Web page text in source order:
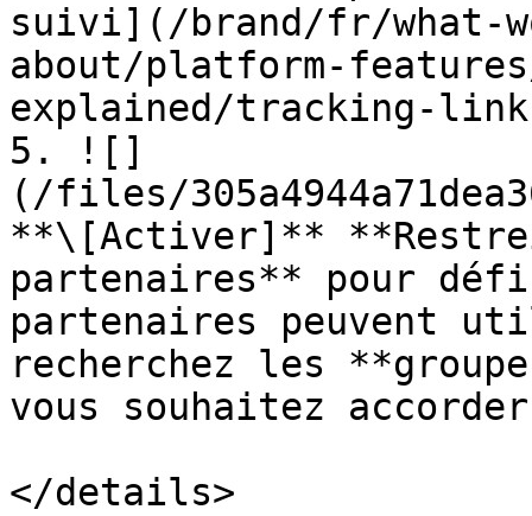
suivi](/brand/fr/what-
about/platform-
explained/tracking-
5. ![]
(/files/
**\[Activer]**
partenaires** pour
partenaires peuvent
recherchez les
vous souhaitez
</details>